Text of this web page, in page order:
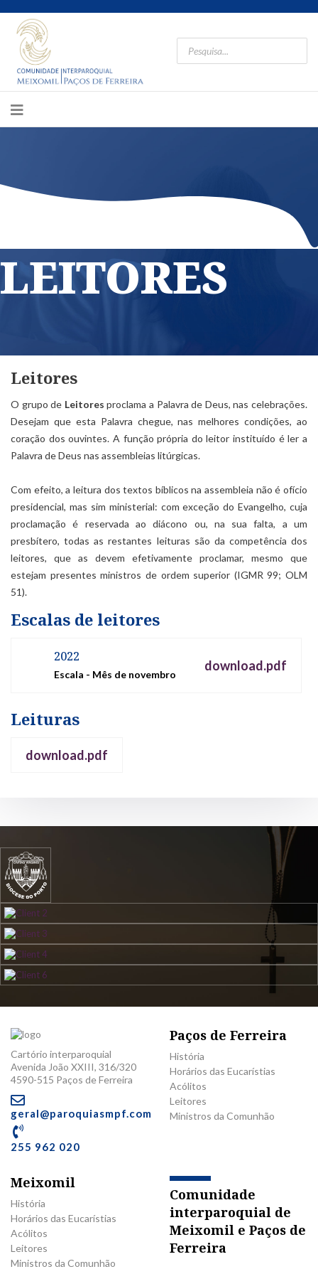
LEITORES
Leitores
O grupo de Leitores proclama a Palavra de Deus, nas celebrações.
Desejam que esta Palavra chegue, nas melhores condições, ao
coração dos ouvintes. A função própria do leitor instituído é ler a
Palavra de Deus nas assembleias litúrgicas.
Com efeito, a leitura dos textos bíblicos na assembleia não é ofício
presidencial, mas sim ministerial: com exceção do Evangelho, cuja
proclamação é reservada ao diácono ou, na sua falta, a um
presbítero, todas as restantes leituras são da competência dos
leitores, que as devem efetivamente proclamar, mesmo que
estejam presentes ministros de ordem superior (IGMR 99; OLM
51).
Escalas de leitores
2022
Escala - Mês de novembro
download.pdf
Leituras
download.pdf
Cartório interparoquial
Avenida João XXIII, 316/320
4590-515 Paços de Ferreira
geral@paroquiasmpf.com
255 962 020
Paços de Ferreira
História
Horários das Eucarístias
Acólitos
Leitores
Ministros da Comunhão
Meixomil
História
Horários das Eucarístias
Acólitos
Leitores
Ministros da Comunhão
Comunidade
interparoquial de
Meixomil e Paços de
Ferreira